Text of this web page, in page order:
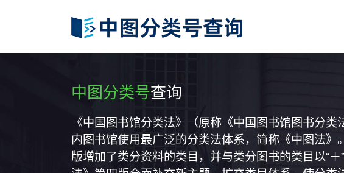
中图分类号查询
《中国图书馆分类法》（原称《中国图书馆图书分
内图书馆使用最广泛的分类法体系，简称《中图法
版增加了类分资料的类目，并与类分图书的类目以“